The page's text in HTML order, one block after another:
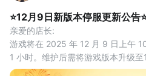
⭐️12月9日新版本停服更新公告
亲爱的店长:
游戏将在 2025 年 12 月 9 日上午
1 小时。维护后需将游戏版本升级
各位店长安排好时间。